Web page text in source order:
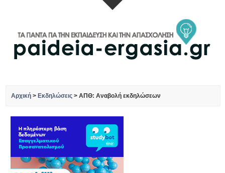
Αρχική > Εκδηλώσεις >ΑΠΘ: Αναβολή εκδηλώσεων